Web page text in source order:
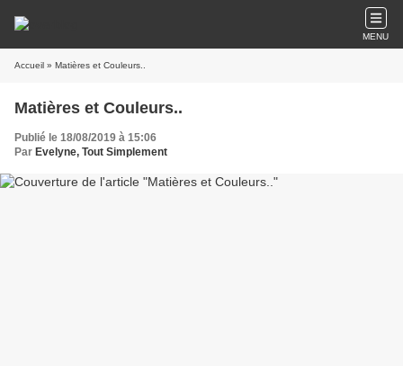
MENU
Accueil » Matières et Couleurs..
Matières et Couleurs..
Publié le 18/08/2019 à 15:06
Par Evelyne, Tout Simplement